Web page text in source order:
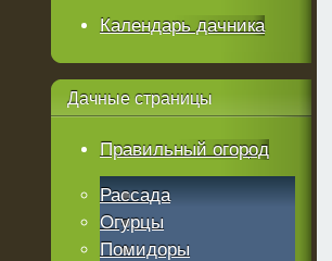
Календарь дачника
Дачные страницы
Правильный огород
Рассада
Огурцы
Помидоры